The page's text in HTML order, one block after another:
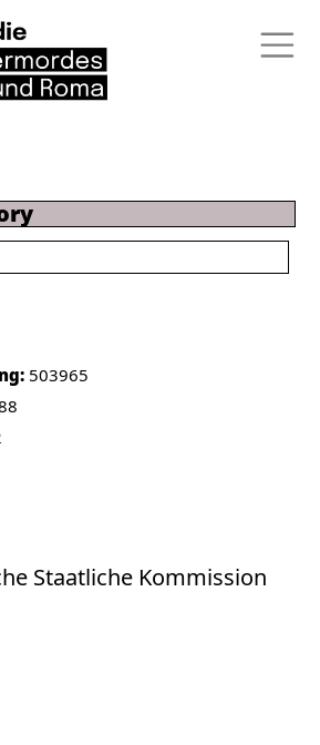
503965
Staatliche Kommission